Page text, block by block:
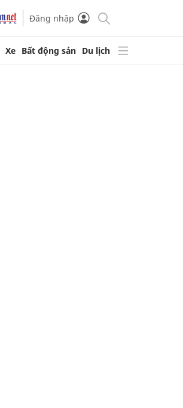
Đăng nhập
Xe Bất động sản Du lịch